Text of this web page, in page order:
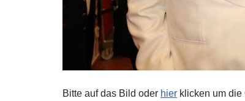
Bitte auf das Bild oder hier klicken um die